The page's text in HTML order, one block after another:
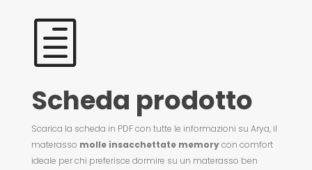
h
Scheda prodotto
Scarica la scheda in PDF con tutte le informazioni su Arya,il
materasso molle insacchettate memorycon comfort
ideale per chi preferisce dormire su un materasso ben